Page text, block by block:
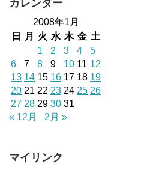
カレンダー
2008年1月
日
月 火 水 木 金 土
1
2 3 4
5
6
7 8 9 10 11 12
13 14 15 16 17 18 19
20 21 22 23 24 25 26
27 28 29 30 31
« 12月
2月 »
マイリンク